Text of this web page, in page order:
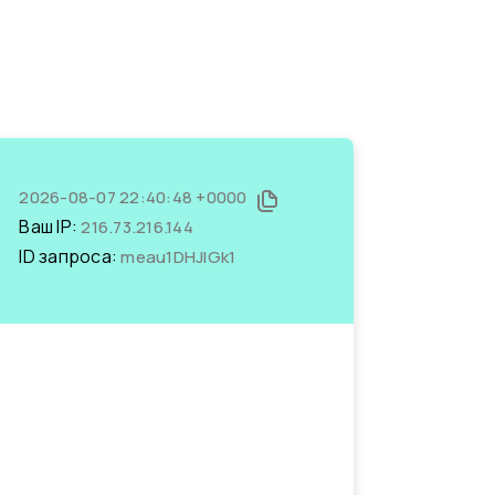
2026-08-07 22:40:48 +0000
Ваш IP:216.73.216.144
ID запроса:meau1DHJlGk1